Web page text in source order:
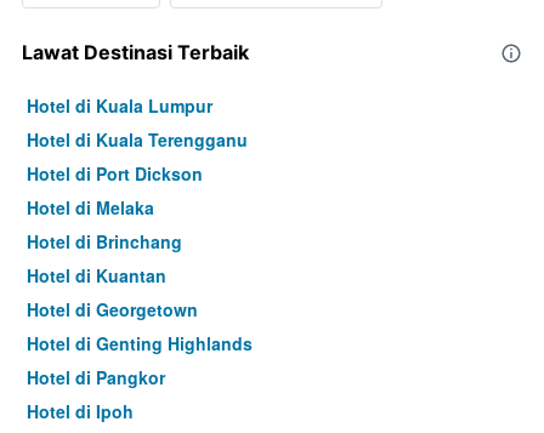
Lawat Destinasi Terbaik
Hotel di Kuala Lumpur
Hotel di Kuala Terengganu
Hotel di Port Dickson
Hotel di Melaka
Hotel di Brinchang
Hotel di Kuantan
Hotel di Georgetown
Hotel di Genting Highlands
Hotel di Pangkor
Hotel di Ipoh